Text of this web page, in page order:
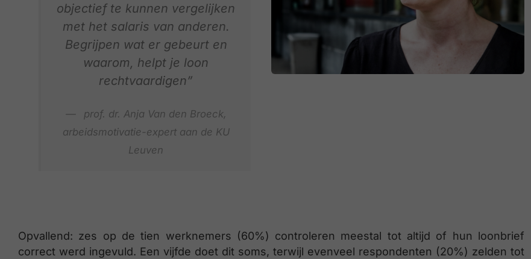
objectief te kunnen vergelijken
met het salaris van anderen.
Begrijpen wat er gebeurt en
waarom, helpt je loon
rechtvaardigen”
prof. dr. Anja Van den Broeck,
arbeidsmotivatie-expert aan de KU
Leuven
Opvallend: zes op de tien werknemers (60%) controleren meestal tot altijd of hun loonbrief
correct werd ingevuld. Een vijfde doet dit soms, terwijl evenveel respondenten (20%) zelden tot